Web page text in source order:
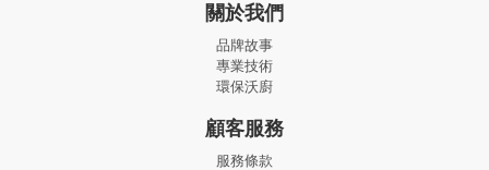
關於我們
品牌故事
專業技術
環保沃廚
顧客服務
服務條款